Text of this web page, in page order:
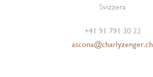
Svizzera
+41 91 791 30 22
ascona@charlyzenger.ch